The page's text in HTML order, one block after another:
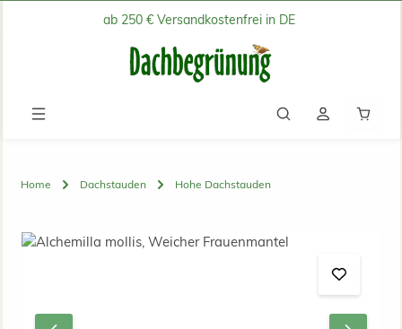
Zum Hauptinhalt springenab 250 € Versandkostenfrei in DE
Home Dachstauden Hohe Dachstauden
Bildergalerie überspringen